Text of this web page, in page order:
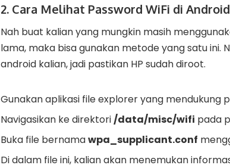
2. Cara Melihat Password WiFi di
Nah buat kalian yang mungkin masih
lama, maka bisa gunakan metode yang satu
android kalian, jadi pastikan HP sudah diroot.
Gunakan aplikasi file explorer yang mendukung
Navigasikan ke direktori /data/misc/wifi pada
Buka file bernamawpa_supplicant.conf
Di dalam file ini, kalian akan menemukan